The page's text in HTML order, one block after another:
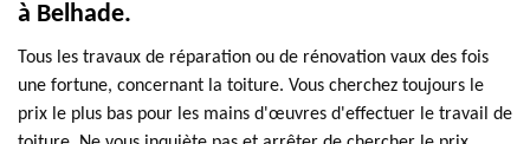
à Belhade.
Tous les travaux de réparation ou de rénovation vaux des fois
une fortune, concernant la toiture. Vous cherchez toujours le
prix le plus bas pour les mains d'œuvres d'effectuer le travail de